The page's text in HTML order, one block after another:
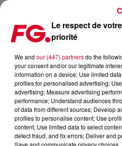
LE SPACE DE RETOUR BIENTÔT À
Publié : 5 mai 2021 à 9h42 par
Le respect de
priorité
We and our (447) partnersdo the
your consent and/or our legitimate
information on a device; Use limited
profiles for personalised advertising;
advertising; Measure advertising
performance; Understand audiences
of data from different sources; Develop
profiles to personalise content; Use
content; Use limited data to select
detect fraud, and fix errors; Deliver and
Save and communicate privacy